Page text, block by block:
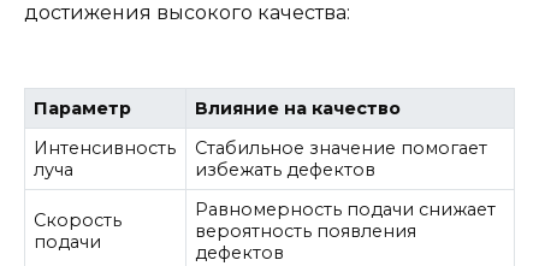
достижения высокого качества:
Параметр
Влияние на качество
Интенсивность
луча
Стабильное значение помогает
избежать дефектов
Скорость
подачи
Равномерность подачи снижает
вероятность появления
дефектов